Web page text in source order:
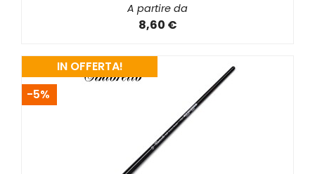
A partire da
8,60 €
IN OFFERTA!
-5%